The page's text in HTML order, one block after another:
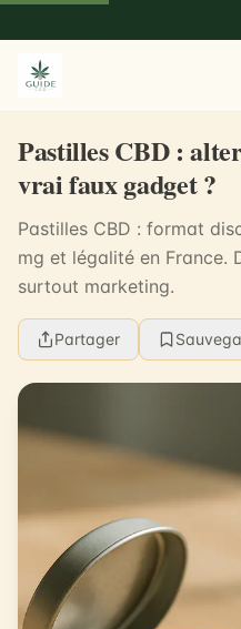
Pastilles CBD :
vrai faux gadget ?
Pastilles CBD : format
mg et légalité en France.
surtout marketing.
Partager